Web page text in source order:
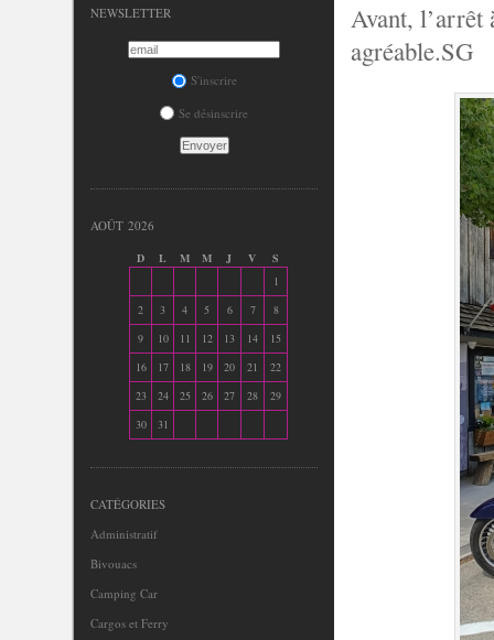
NEWSLETTER
S'inscrire
Se désinscrire
AOÛT 2026
D L M M J V
S
1
2
3 4 5 6 7
8
9
10 11 12 13 14
15
16
17 18 19 20 21
22
23
24 25 26 27 28
29
30
31
CATÉGORIES
Administratif
Bivouacs
Camping Car
Cargos et Ferry
Avant, l’arrêt
agréable.SG